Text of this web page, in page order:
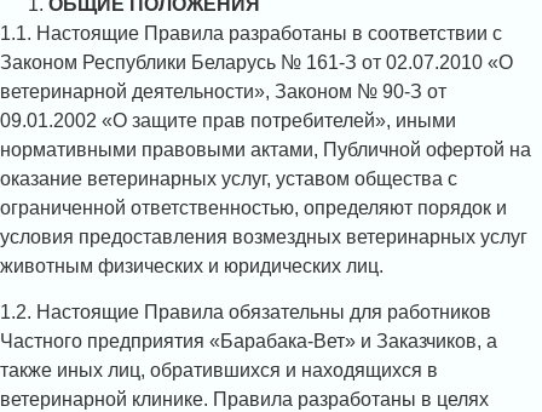
1.1. Настоящие Правила разработаны в соответствии с
Законом Республики Беларусь № 161-З от 02.07.2010 «О
ветеринарной деятельности», Законом № 90-З от
09.01.2002 «О защите прав потребителей», иными
нормативными правовыми актами, Публичной офертой на
оказание ветеринарных услуг, уставом общества с
ограниченной ответственностью, определяют порядок и
условия предоставления возмездных ветеринарных услуг
животным физических и юридических лиц.
1.2. Настоящие Правила обязательны для работников
Частного предприятия «Барабака-Вет» и Заказчиков, а
также иных лиц, обратившихся и находящихся в
ветеринарной клинике. Правила разработаны в целях